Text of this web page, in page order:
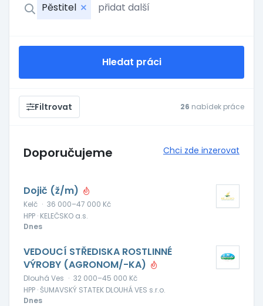
Pěstitel
Hledat práci
Filtrovat 26 nabídek práce
Doporučujeme Chci zde inzerovat
Dojič (ž/m)
Kelč · 36 000–47 000 Kč
HPP · KELEČSKO a.s.
Dnes
VEDOUCÍ STŘEDISKA ROSTLINNÉ
VÝROBY (AGRONOM/-KA)
Dlouhá Ves · 32 000–45 000 Kč
HPP · ŠUMAVSKÝ STATEK DLOUHÁ VES s.r.o.
Dnes